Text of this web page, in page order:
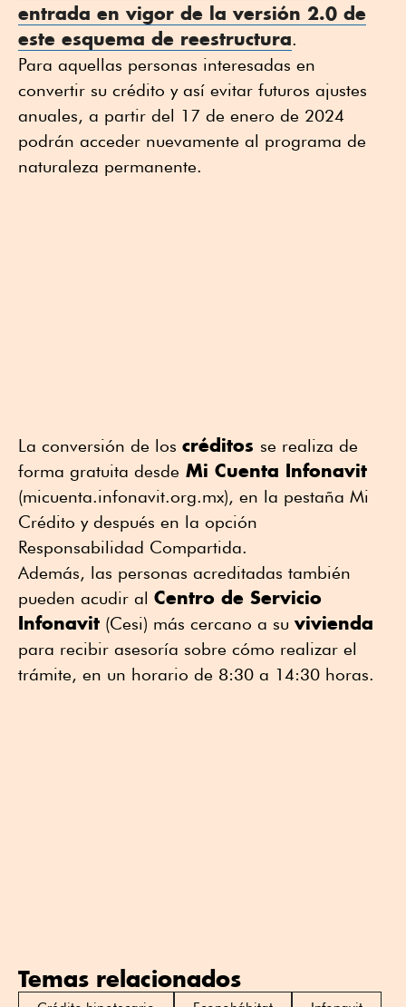
entrada en vigor de la versión 2.0 de
este esquema de reestructura.
Para aquellas personas interesadas en
convertir su crédito y así evitar futuros ajustes
anuales, a partir del 17 de enero de 2024
podrán acceder nuevamente al programa de
naturaleza permanente.
La conversión de los créditos se realiza de
forma gratuita desde Mi Cuenta Infonavit
(micuenta.infonavit.org.mx), en la pestaña Mi
Crédito y después en la opción
Responsabilidad Compartida.
Además, las personas acreditadas también
pueden acudir al Centro de Servicio
Infonavit (Cesi) más cercano a su vivienda
para recibir asesoría sobre cómo realizar el
trámite, en un horario de 8:30 a 14:30 horas.
Temas relacionados